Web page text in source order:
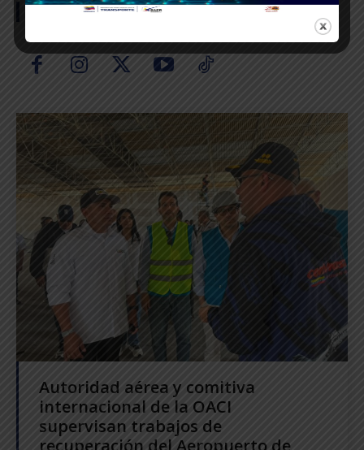
SÍGUENOS
Autoridad aérea y comitiva
internacional de la OACI
supervisan trabajos de
recuperación del Aeropuerto de